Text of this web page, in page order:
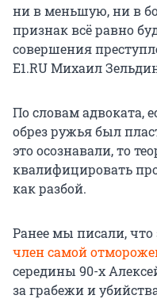
ни в меньшую, ни в
признак всё равно
совершения
E1.RU Михаил
По словам адвоката,
обрез ружья был
это осознавали, то
квалифицировать
как разбой.
Ранее мы писали,
член самой
середины 90-х
за грабежи и